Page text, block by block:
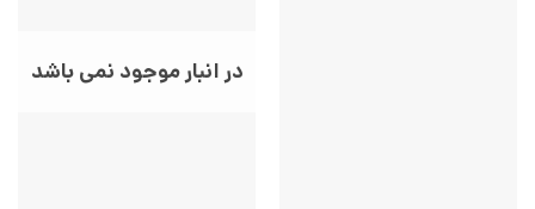
در انبار موجود نمی باشد